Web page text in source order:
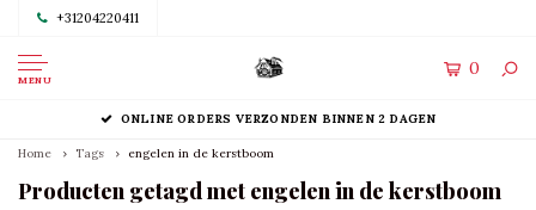
+31204220411
MENU
0
ONLINE ORDERS VERZONDEN BINNEN 2 DAGEN
Home Tags engelen in de kerstboom
Producten getagd met engelen in de kerstboom